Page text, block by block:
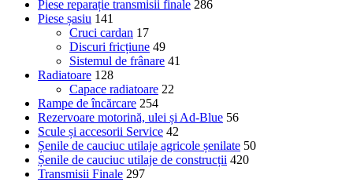
Piese reparație transmisii finale 286
Piese șasiu 141
Cruci cardan 17
Discuri fricțiune 49
Sistemul de frânare 41
Radiatoare 128
Capace radiatoare 22
Rampe de încărcare 254
Rezervoare motorină, ulei și Ad-Blue 56
Scule și accesorii Service 42
Șenile de cauciuc utilaje agricole șenilate 50
Șenile de cauciuc utilaje de construcții 420
Transmisii Finale 297